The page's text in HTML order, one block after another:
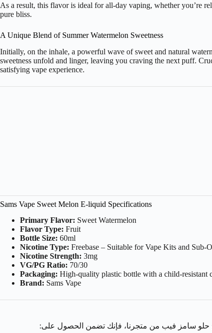
As a result, this flavor is ideal for all-day vaping, whether you’re
pure bliss.
A Unique Blend of Summer Watermelon Sweetness
Initially, on the inhale, a powerful wave of sweet and natural
sweetness unfold and linger, leaving you craving the next puff.
satisfying vape experience.
Sams Vape Sweet Melon E-liquid Specifications
Primary Flavor: Sweet Watermelon
Flavor Type: Fruit
Bottle Size: 60ml
Nicotine Type: Freebase – Suitable for Vape Kits and Sub-
Nicotine Strength: 3mg
VG/PG Ratio: 70/30
Packaging: High-quality plastic bottle with a child-resistant
Brand: Sams Vape